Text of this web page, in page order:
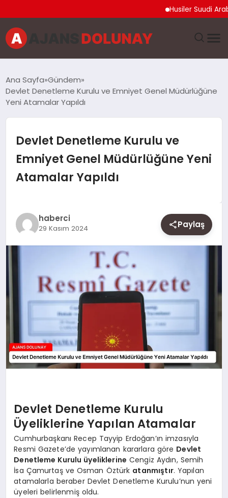
Husiler Suudi
EĞITIM
GÜNCEL
SAĞLIK
Ana Sayfa Gündem
Devlet Denetleme Kurulu ve Emniyet Genel Müdürlüğüne
Yeni Atamalar Yapıldı
Devlet Denetleme Kurulu ve
Emniyet Genel Müdürlüğüne Yeni
Atamalar Yapıldı
haberci
29 Kasım 2024 Paylaş
Devlet Denetleme Kurulu
Üyeliklerine Yapılan Atamalar
Cumhurbaşkanı Recep Tayyip Erdoğan’ın imzasıyla
Resmi Gazete’de yayımlanan kararlara göre Devlet
Denetleme Kurulu üyeliklerine Cengiz Aydın, Semih
İsa Çamurtaş ve Osman Öztürk atanmıştır. Yapılan
atamalarla beraber Devlet Denetleme Kurulu’nun yeni
üyeleri belirlenmiş oldu.